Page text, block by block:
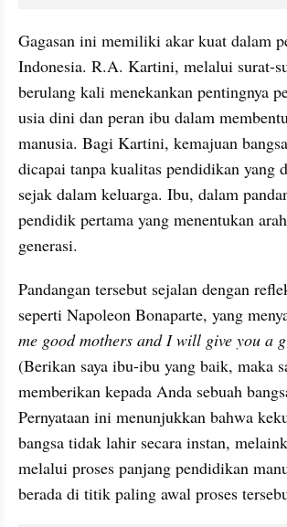
Gagasan ini memiliki akar kuat dalam
Indonesia. R.A. Kartini, melalui surat-
berulang kali menekankan pentingnya
usia dini dan peran ibu dalam
manusia. Bagi Kartini, kemajuan
dicapai tanpa kualitas pendidikan yang
sejak dalam keluarga. Ibu, dalam
pendidik pertama yang menentukan
generasi.
Pandangan tersebut sejalan dengan
seperti Napoleon Bonaparte, yang
me good mothers and I will give you a
(Berikan saya ibu-ibu yang baik, maka
memberikan kepada Anda sebuah
Pernyataan ini menunjukkan bahwa
bangsa tidak lahir secara instan,
melalui proses panjang pendidikan
berada di titik paling awal proses